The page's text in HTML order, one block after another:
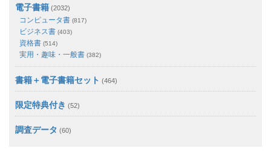
電子書籍 (2032)
コンピュータ書 (817)
ビジネス書 (403)
資格書 (514)
実用・趣味・一般書 (382)
書籍＋電子書籍セット (464)
限定特典付き (52)
調査データ (60)